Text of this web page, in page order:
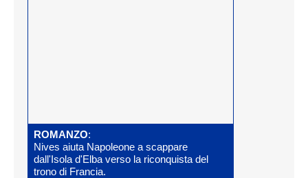
ROMANZO:
Nives aiuta Napoleone a scappare
dall'Isola d'Elba verso la riconquista del
trono di Francia.